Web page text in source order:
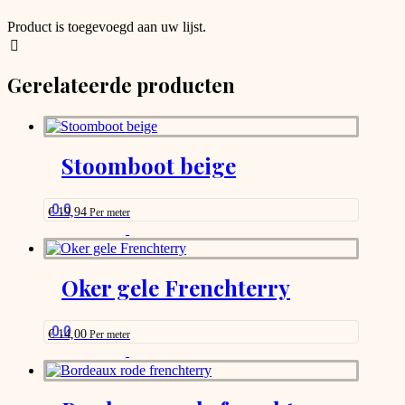
Product is toegevoegd aan uw lijst.
Gerelateerde producten
Stoomboot beige
0.0
€19,94 Per meter
product
has
options
that
on
Oker gele Frenchterry
0.0
€14,00 Per meter
product
has
options